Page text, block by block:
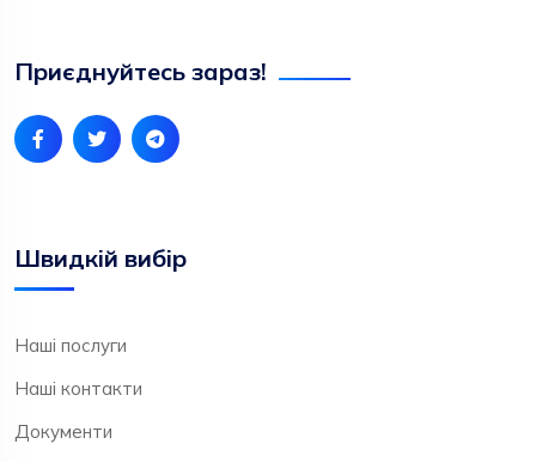
Приєднуйтесь зараз!
Швидкій вибір
Наші послуги
Наші контакти
Документи